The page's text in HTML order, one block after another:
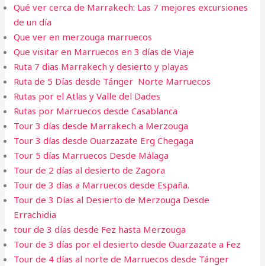
Qué ver cerca de Marrakech: Las 7 mejores excursiones
de un día
Que ver en merzouga marruecos
Que visitar en Marruecos en 3 días de Viaje
Ruta 7 dias Marrakech y desierto y playas
Ruta de 5 Días desde Tánger Norte Marruecos
Rutas por el Atlas y Valle del Dades
Rutas por Marruecos desde Casablanca
Tour 3 días desde Marrakech a Merzouga
Tour 3 días desde Ouarzazate Erg Chegaga
Tour 5 días Marruecos Desde Málaga
Tour de 2 días al desierto de Zagora
Tour de 3 días a Marruecos desde España.
Tour de 3 Días al Desierto de Merzouga Desde
Errachidia
tour de 3 días desde Fez hasta Merzouga
Tour de 3 días por el desierto desde Ouarzazate a Fez
Tour de 4 días al norte de Marruecos desde Tánger